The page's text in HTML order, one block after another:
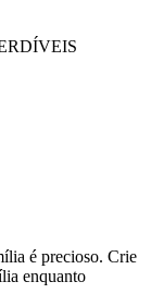
é precioso. Crie
enquanto